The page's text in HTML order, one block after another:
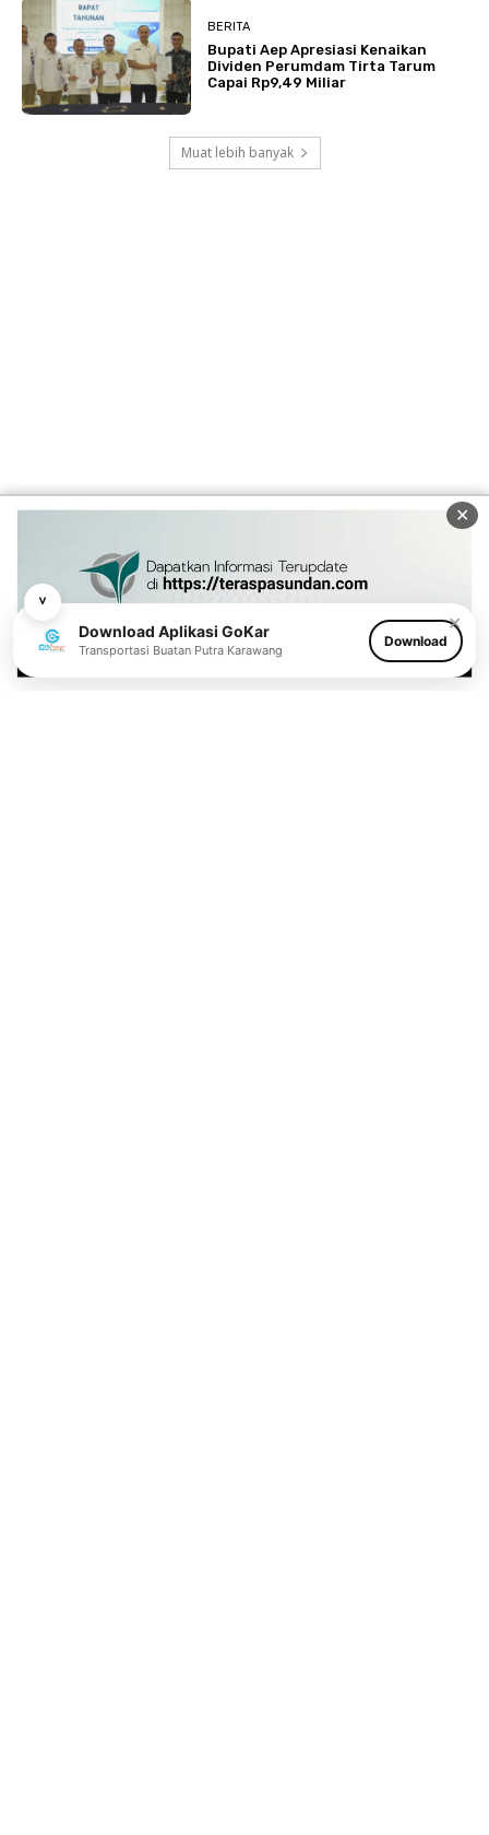
˅
✕
Download Aplikasi GoKar
Transportasi Buatan Putra Karawang
Download
BERITA
Bupati Aep Apresiasi Kenaikan
Dividen Perumdam Tirta Tarum
Capai Rp9,49 Miliar
Muat lebih banyak
✕